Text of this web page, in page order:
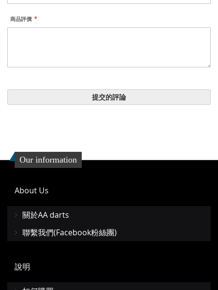
商品評價
提交的評論
Our information
About Us
關於AA darts
聯繫我們(Facebook粉絲團)
說明